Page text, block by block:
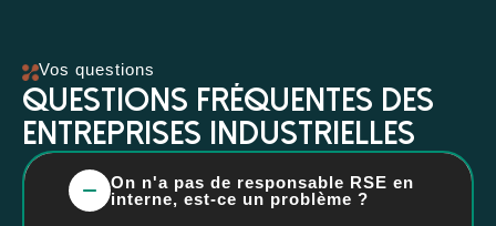
Vos questions
Questions fréquentes des
entreprises industrielles
On n'a pas de responsable RSE en
interne, est-ce un problème ?